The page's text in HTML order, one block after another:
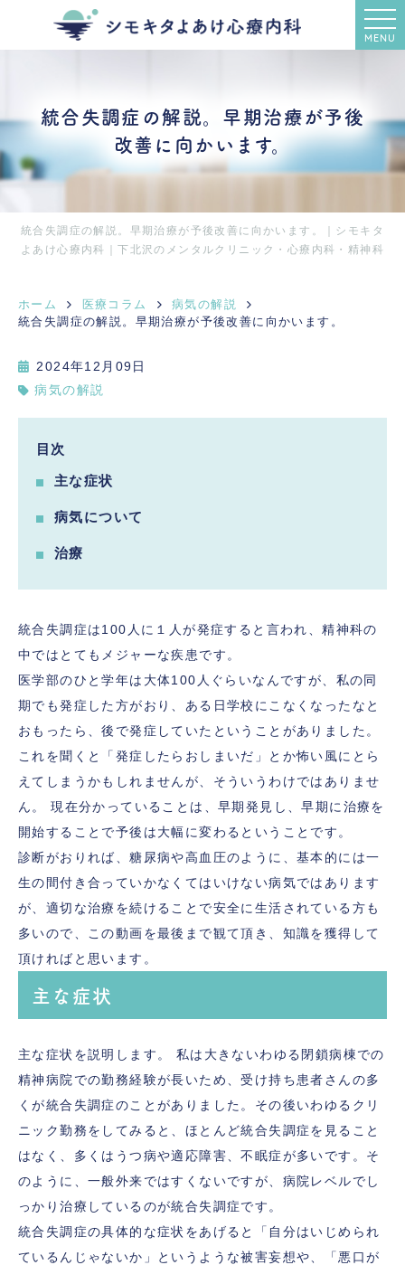
MENU
統合失調症の解説。早期治療が予後
改善に向かいます。
統合失調症の解説。早期治療が予後改善に向かいます。｜シモキタ
よあけ心療内科｜下北沢のメンタルクリニック・心療内科・精神科
ホーム 医療コラム
病気の解説
統合失調症の解説。早期治療が予後改善に向かいます。
2024年12月09日
病気の解説
目次
主な症状
病気について
治療
統合失調症は100人に１人が発症すると言われ、精神科の
中ではとてもメジャーな疾患です。
医学部のひと学年は大体100人ぐらいなんですが、私の同
期でも発症した方がおり、ある日学校にこなくなったなと
おもったら、後で発症していたということがありました。
これを聞くと「発症したらおしまいだ」とか怖い風にとら
えてしまうかもしれませんが、そういうわけではありませ
ん。 現在分かっていることは、早期発見し、早期に治療を
開始することで予後は大幅に変わるということです。
診断がおりれば、糖尿病や高血圧のように、基本的には一
生の間付き合っていかなくてはいけない病気ではあります
が、適切な治療を続けることで安全に生活されている方も
多いので、この動画を最後まで観て頂き、知識を獲得して
頂ければと思います。
主な症状
主な症状を説明します。 私は大きないわゆる閉鎖病棟での
精神病院での勤務経験が長いため、受け持ち患者さんの多
くが統合失調症のことがありました。その後いわゆるクリ
ニック勤務をしてみると、ほとんど統合失調症を見ること
はなく、多くはうつ病や適応障害、不眠症が多いです。そ
のように、一般外来ではすくないですが、病院レベルでし
っかり治療しているのが統合失調症です。
統合失調症の具体的な症状をあげると「自分はいじめられ
ているんじゃないか」というような被害妄想や、「悪口が